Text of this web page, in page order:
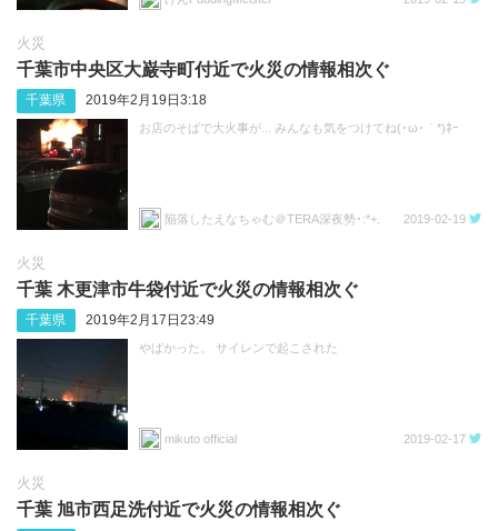
火災
千葉市中央区大巌寺町付近で火災の情報相次ぐ
千葉県 2019年2月19日3:18
お店のそばで大火事が... みんなも気をつけてね(･ω･｀*)ﾈｰ
陥落したえなちゃむ＠TERA深夜勢･:*+. 2019-02-19
火災
千葉 木更津市牛袋付近で火災の情報相次ぐ
千葉県 2019年2月17日23:49
やばかった。 サイレンで起こされた
mikuto official 2019-02-17
火災
千葉 旭市西足洗付近で火災の情報相次ぐ